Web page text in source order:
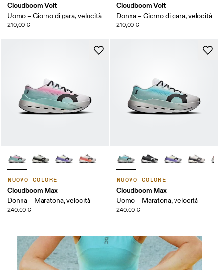
Cloudboom Volt
Uomo – Giorno di gara, velocità
210,00 €
Cloudboom Volt
Donna – Giorno di gara, velocità
210,00 €
NUOVO COLORE
Cloudboom Max
Donna – Maratona, velocità
240,00 €
NUOVO COLORE
Cloudboom Max
Uomo – Maratona, velocità
240,00 €